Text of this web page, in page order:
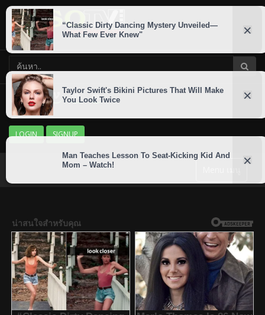
LOGIN SIGNUP